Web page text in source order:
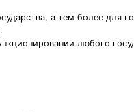
а тем более для
любого